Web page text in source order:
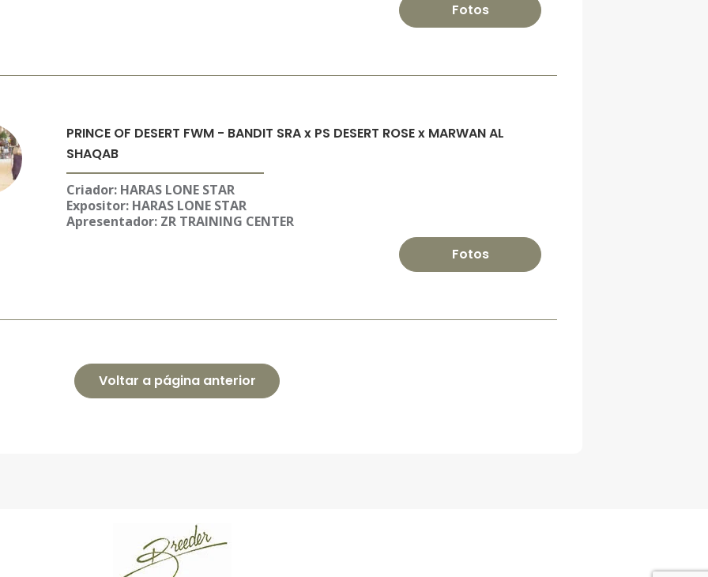
Fotos
PRINCE OF DESERT FWM - BANDIT SRA x PS DESERT ROSE x MARWAN AL
SHAQAB
Criador: HARAS LONE STAR
Expositor: HARAS LONE STAR
Apresentador: ZR TRAINING CENTER
Fotos
Voltar a página anterior